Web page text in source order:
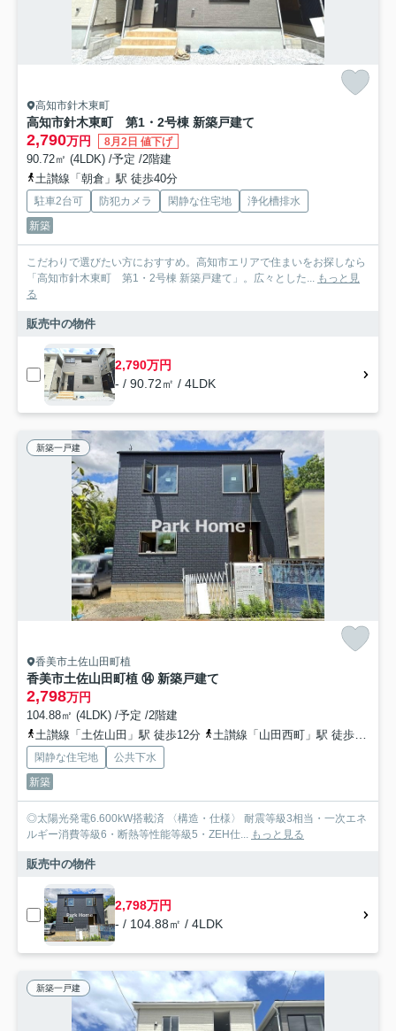
高知市針木東町
高知市針木東町 第1・2号棟 新築戸建て
2,790万円 8月2日 値下げ
90.72㎡ (4LDK) /予定 /2階建
土讃線「朝倉」駅 徒歩40分
駐車2台可 防犯カメラ 閑静な住宅地
浄化槽排水
新築
こだわりで選びたい方におすすめ。高知市エリアで住まいをお探しなら
「高知市針木東町 第1・2号棟 新築戸建て」。広々とした... もっと見
る
販売中の物件
2,790万円
- / 90.72㎡ / 4LDK
新築一戸建
香美市土佐山田町植
香美市土佐山田町植 ⑭ 新築戸建て
2,798万円
104.88㎡ (4LDK) /予定 /2階建
土讃線「土佐山田」駅 徒歩12分
土讃線「山田西町」駅 徒歩14分
閑静な住宅地
公共下水
新築
◎太陽光発電6.600kW搭載済 〈構造・仕様〉 耐震等級3相当・一次エネ
ルギー消費等級6・断熱等性能等級5・ZEH仕... もっと見る
販売中の物件
2,798万円
- / 104.88㎡ / 4LDK
新築一戸建